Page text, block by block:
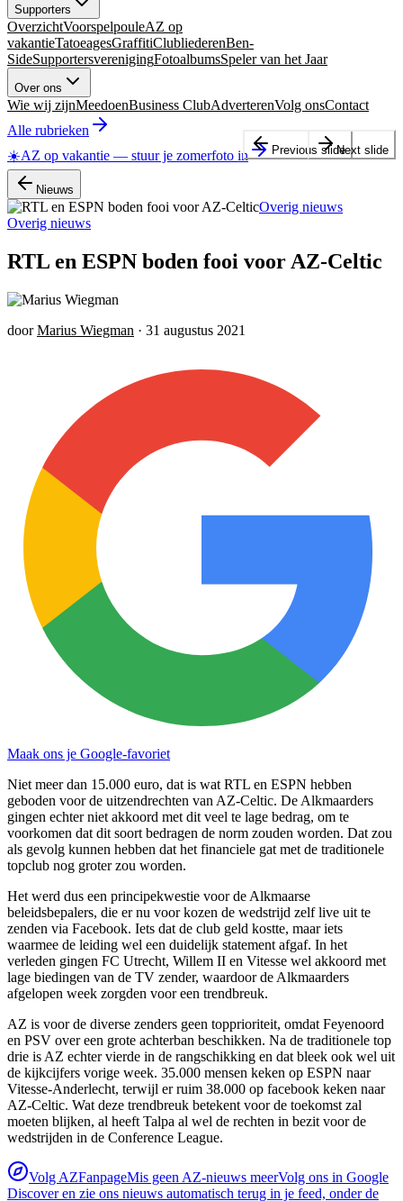
Supporters
OverzichtVoorspelpouleAZ op
vakantieTatoeagesGraffitiClubliederenBen-
SideSupportersverenigingFotoalbumsSpeler van het Jaar
Over ons
Wie wij zijnMeedoenBusiness ClubAdverterenVolg onsContact
Alle rubrieken
☀️AZ op vakantie — stuur je zomerfoto in
Nieuws
Overig nieuws
Overig nieuws
RTL en ESPN boden fooi voor AZ-Celtic
door Marius Wiegman · 31 augustus 2021
Maak ons je Google-favoriet
Niet meer dan 15.000 euro, dat is wat RTL en ESPN hebben
geboden voor de uitzendrechten van AZ-Celtic. De Alkmaarders
gingen echter niet akkoord met dit veel te lage bedrag, om te
voorkomen dat dit soort bedragen de norm zouden worden. Dat zou
als gevolg kunnen hebben dat het financiele gat met de traditionele
topclub nog groter zou worden.
Het werd dus een principekwestie voor de Alkmaarse
beleidsbepalers, die er nu voor kozen de wedstrijd zelf live uit te
zenden via Facebook. Iets dat de club geld kostte, maar iets
waarmee de leiding wel een duidelijk statement afgaf. In het
verleden gingen FC Utrecht, Willem II en Vitesse wel akkoord met
lage biedingen van de TV zender, waardoor de Alkmaarders
afgelopen week zorgden voor een trendbreuk.
AZ is voor de diverse zenders geen topprioriteit, omdat Feyenoord
en PSV over een grote achterban beschikken. Na de traditionele top
drie is AZ echter vierde in de rangschikking en dat bleek ook wel uit
de kijkcijfers vorige week. 35.000 mensen keken op ESPN naar
Vitesse-Anderlecht, terwijl er ruim 38.000 op facebook keken naar
AZ-Celtic. Wat deze trendbreuk betekent voor de toekomst zal
moeten blijken, al heeft Talpa al wel de rechten in bezit voor de
wedstrijden in de Conference League.
Volg AZFanpageMis geen AZ-nieuws meerVolg ons in Google
Discover en zie ons nieuws automatisch terug in je feed, onder de
Previous slideNext slide